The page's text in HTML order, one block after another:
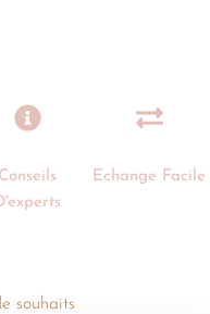
Conseils
Echange Facile
souhaits